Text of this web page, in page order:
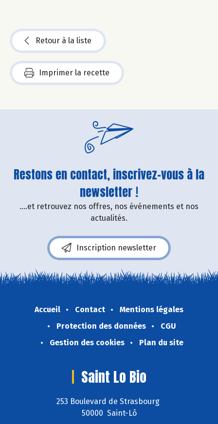
Retour à la liste
Imprimer la recette
Restons en contact, inscrivez-vous à la
newsletter !
....et retrouvez nos offres, nos événements et nos
actualités.
Inscription newsletter
Accueil Contact
Mentions légales
Protection des données
CGU
Gestion des cookies
Plan du site
Saint Lo Bio
253 Boulevard de Strasbourg
50000 Saint-Lô